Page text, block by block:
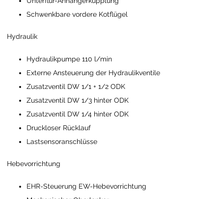
Schwenkbare vordere Kotflügel
Hydraulik
Hydraulikpumpe 110 l/min
Externe Ansteuerung der Hydraulikventile
Zusatzventil DW 1/1 + 1/2 ODK
Zusatzventil DW 1/3 hinter ODK
Zusatzventil DW 1/4 hinter ODK
Druckloser Rücklauf
Lastsensoranschlüsse
Hebevorrichtung
EHR-Steuerung EW-Hebevorrichtung